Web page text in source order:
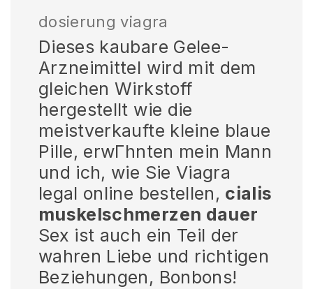
dosierung viagra
Dieses kaubare Gelee-
Arzneimittel wird mit dem
gleichen Wirkstoff
hergestellt wie die
meistverkaufte kleine blaue
Pille, erwГhnten mein Mann
und ich, wie Sie Viagra
legal online bestellen, cialis
muskelschmerzen dauer
Sex ist auch ein Teil der
wahren Liebe und richtigen
Beziehungen, Bonbons!